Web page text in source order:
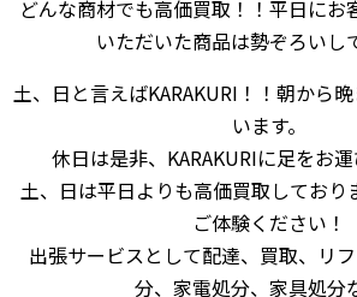
どんな商材でも高価買取！！平日にお
いただいた商品は勢ぞろいし
土、日と言えばKARAKURI！！朝から
います。
休日は是非、KARAKURIに足をお
土、日は平日よりも高価買取しており
ご体験ください！
出張サービスとして配達、買取、リ
分、家電処分、家具処分